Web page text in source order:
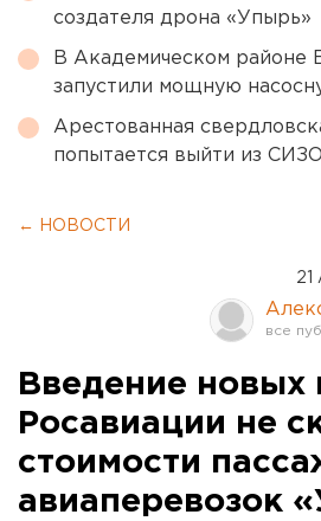
создателя дрона «Упырь»
В Академическом районе
запустили мощную
Арестованная
попытается выйти из СИЗО
← НОВОСТИ
21
Введение новых
Росавиации не
стоимости
авиаперевозок